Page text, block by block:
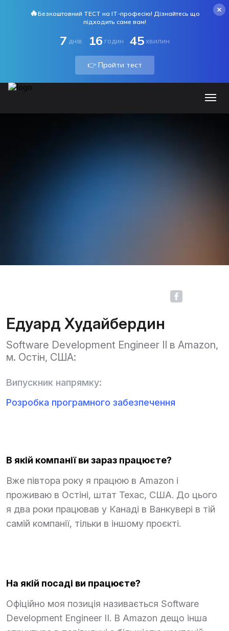
🔥Безкоштовний ТЕСТ на ІТ-професію! Дізнайтесь що
підходить саме вам!
7 днів 16 годин 45 хвилин
👉 Пройти тест
Едуард Худайбердин
Software Development Engineer II в Amazon,
м. Остін, США:
Випускник напрямку:
Розробка програмного забезпечення
В якій компанії ви зараз працюєте?
Вже півтора року я працюю в Amazon і
проживаю в Остіні, штат Техас, США. До цього
я два роки працював у Канаді в Ванкувері в тій
самій компанії, тільки в іншому проєкті.
На якій посаді ви працюєте?
Офіційно моя позиція називається Software
Development Engineer II. В Amazon дещо інша